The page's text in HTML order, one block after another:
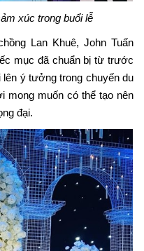
xúc trong buổi lễ
Lan Khuê, John Tuấn
mục đã chuẩn bị từ trước
ý tưởng trong chuyến du
mong muốn có thể tạo nên
đại.